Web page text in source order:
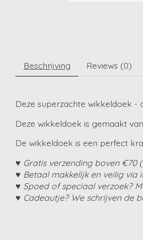
Beschrijving Reviews (0)
Deze superzachte wikkeldoek -
Deze wikkeldoek is gemaakt
De wikkeldoek is een perfect
♥ Gratis verzending boven €70
♥ Betaal makkelijk en veilig via
♥ Spoed of speciaal verzoek?
♥ Cadeautje? We schrijven de